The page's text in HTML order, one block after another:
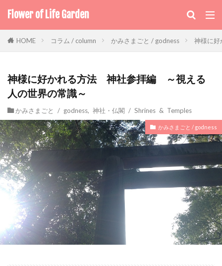
Flower of Life Garden
HOME コラム / column かみさまごと / godness 神様に
神様に好かれる方法 神社参拝編 ～視える
人の世界の常識～
かみさまごと / godness, 神社・仏閣 / Shrines & Temples
かみさまごと / godness